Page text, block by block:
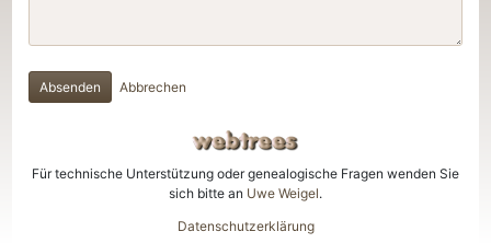
Absenden Abbrechen
Für technische Unterstützung oder genealogische Fragen wenden Sie
sich bitte an Uwe Weigel.
Datenschutzerklärung